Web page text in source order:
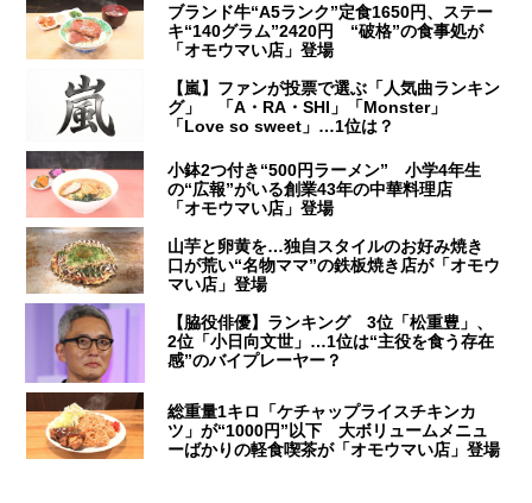
ブランド牛“A5ランク”定食1650円、ステー
キ“140グラム”2420円 “破格”の食事処が
「オモウマい店」登場
【嵐】ファンが投票で選ぶ「人気曲ランキン
グ」 「A・RA・SHI」「Monster」
「Love so sweet」…1位は？
小鉢2つ付き“500円ラーメン” 小学4年生
の“広報”がいる創業43年の中華料理店
「オモウマい店」登場
山芋と卵黄を…独自スタイルのお好み焼き
口が荒い“名物ママ”の鉄板焼き店が「オモウ
マい店」登場
【脇役俳優】ランキング 3位「松重豊」、
2位「小日向文世」…1位は“主役を食う存在
感”のバイプレーヤー？
総重量1キロ「ケチャップライスチキンカ
ツ」が“1000円”以下 大ボリュームメニュ
ーばかりの軽食喫茶が「オモウマい店」登場